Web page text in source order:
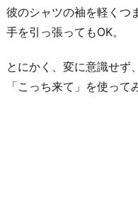
彼のシャツの袖を軽くつ
手を引っ張ってもOK。
とにかく、変に意識せず
「こっち来て」を使って